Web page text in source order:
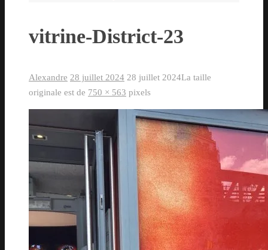
vitrine-District-23
Alexandre 28 juillet 2024 28 juillet 2024La taille
originale est de 750 × 563 pixels